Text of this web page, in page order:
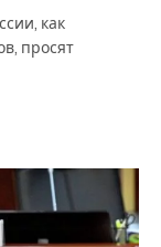
как
просят